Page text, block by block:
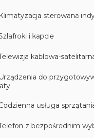
Klimatyzacja sterowana
i kapcie
kablowa-
Urządzenia do
usługa
z bezpośrednim